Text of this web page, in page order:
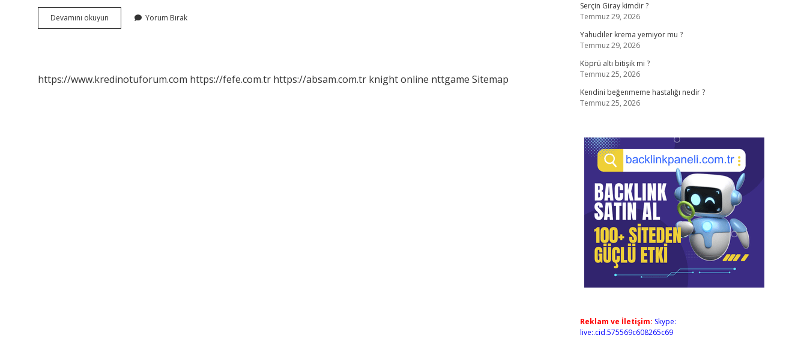
Devamını okuyun Bacakları
Kalın
Yorum Bırak
https://www.kredinotuforum.com https://fefe.com.tr https://absam.com.tr knight online nttgame Sitemap
Serçin Giray kimdir ?
Temmuz 29, 2026
Yahudiler krema yemiyor mu ?
Temmuz 29, 2026
Köprü altı bitişik mi ?
Temmuz 25, 2026
Kendini beğenmeme hastalığı nedir ?
Temmuz 25, 2026
Reklam ve İletişim: Skype:
live:.cid.575569c608265c69